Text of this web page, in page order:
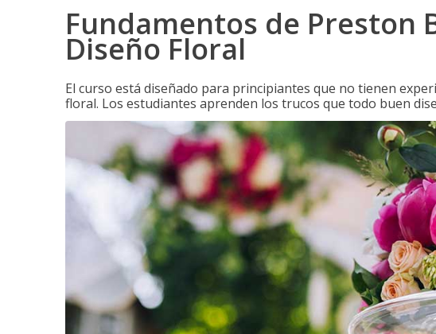
Fundamentos de Preston
Diseño Floral
El curso está diseñado para principiantes que no tienen
floral. Los estudiantes aprenden los trucos que todo buen